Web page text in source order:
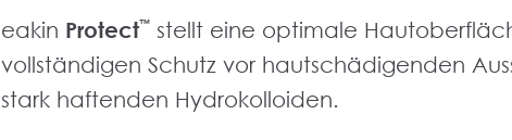
eakin Protect™ stellt eine optimale
vollständigen Schutz vor hautschädigenden
stark haftenden Hydrokolloiden.